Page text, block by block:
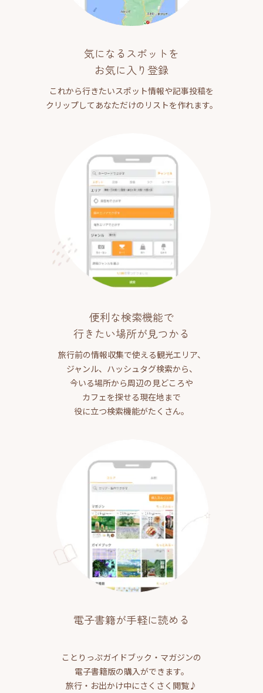
気になるスポットを
お気に入り登録
これから行きたいスポット情報や記事投稿を
クリップしてあなただけのリストを作れます。
便利な検索機能で
行きたい場所が見つかる
旅行前の情報収集で使える観光エリア、
ジャンル、ハッシュタグ検索から、
今いる場所から周辺の見どころや
カフェを探せる現在地まで
役に立つ検索機能がたくさん。
電子書籍が手軽に読める
ことりっぷガイドブック・マガジンの
電子書籍版の購入ができます。
旅行・お出かけ中にさくさく閲覧♪